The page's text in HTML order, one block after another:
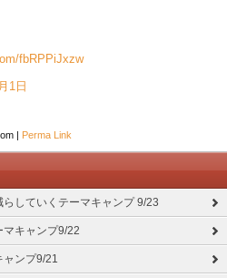
fbRPPiJxzw
1日
| Perma Link
していくテーマキャンプ 9/23
マキャンプ9/22
ャンプ9/21